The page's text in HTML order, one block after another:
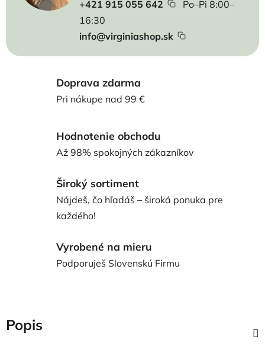
+421 915 055 642
Po–Pi 8:00–
16:30
info@virginiashop.sk
Doprava zdarma
Pri nákupe nad 99 €
Hodnotenie obchodu
Až 98% spokojných zákazníkov
Široký sortiment
Nájdeš, čo hľadáš – široká ponuka pre
každého!
Vyrobené na mieru
Podporuješ Slovenskú Firmu
Popis